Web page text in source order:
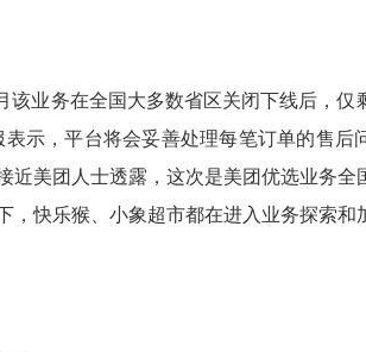
业务在全国大多数省区关闭下线后，仅
示，平台将会妥善处理每笔订单的售后
美团人士透露，这次是美团优选业务全
快乐猴、小象超市都在进入业务探索和